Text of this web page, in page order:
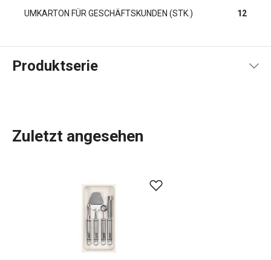
UMKARTON FÜR GESCHÄFTSKUNDEN (STK.) 12
Produktserie
allem in Schränken und Schubladen finden werden. Das
sind die Produkte der Produktlinie FlexiSPACE. Dabei
handelt es sich um eine große Auswahl an
Schubladenablagen zur Aufbewahrung von
Küchenutensilien, Teller- und Deckelablagen, Hängehalter
Zuletzt angesehen